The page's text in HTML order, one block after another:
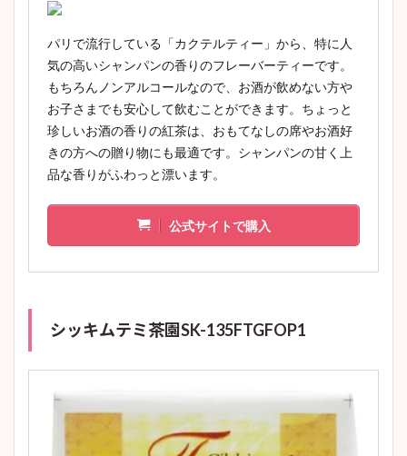
パリで流行している「カクテルティー」から、特に人
気の高いシャンパンの香りのフレーバーティーです。
もちろんノンアルコールなので、お酒が飲めない方や
お子さまでも安心して飲むことができます。ちょっと
珍しいお酒の香りの紅茶は、おもてなしの席やお酒好
きの方への贈り物にも最適です。シャンパンの甘く上
品な香りがふわっと漂います。
公式サイトで購入
シッキムテミ茶園SK-135FTGFOP1